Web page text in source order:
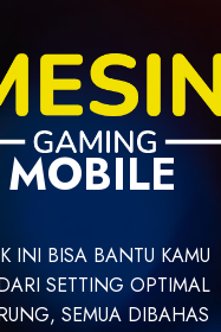
INI BISA BANTU KAMU
SETTING OPTIMAL
SEMUA DIBAHAS